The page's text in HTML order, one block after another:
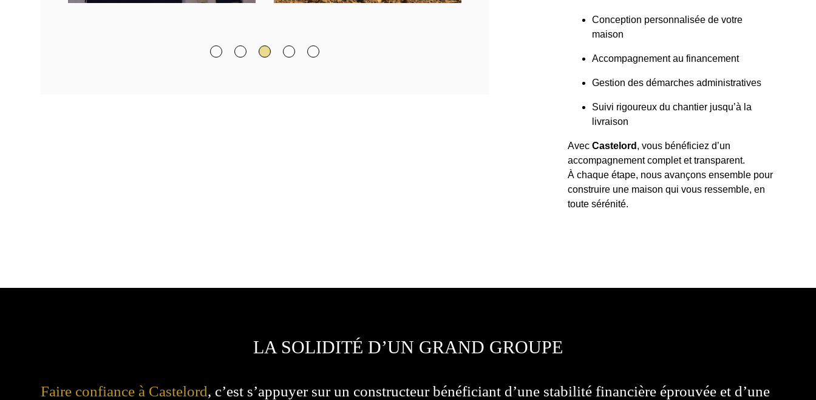
Conception personnalisée de votre
maison
Accompagnement au financement
Gestion des démarches administratives
Suivi rigoureux du chantier jusqu’à la
livraison
AvecCastelord , vous bénéficiez d’un
accompagnement complet et transparent.
À chaque étape, nous avançons ensemble pour
construire une maison qui vous ressemble, en
toute sérénité.
LA SOLIDITÉ D’UN GRAND GROUPE
Faire confiance à Castelord, c’est s’appuyer sur un constructeur bénéficiant d’une stabilité financière éprouvée et d’une